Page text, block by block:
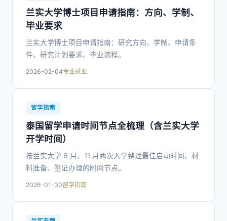
兰实大学博士项目申请指南：方向、学制、
毕业要求
兰实大学博士项目申请指南：研究方向、学制、申请条
件、研究计划要求、毕业流程。
2026-02-04专业就业
留学指南
泰国留学申请时间节点全梳理（含兰实大学
开学时间）
按兰实大学 6 月、11 月两次入学整理最佳启动时间、材
料准备、签证办理的时间节点。
2026-01-30留学指南